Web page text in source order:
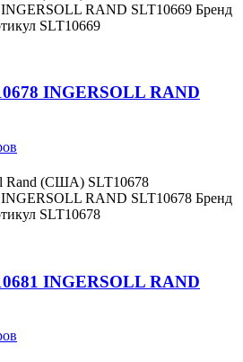
RAND SLT10669 Бренд
SLT10669
INGERSOLL RAND
Rand (США) SLT10678
RAND SLT10678 Бренд
SLT10678
INGERSOLL RAND